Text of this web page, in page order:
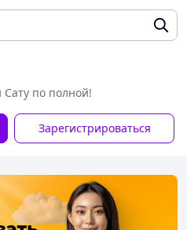
Сату по полной!
Зарегистрироваться